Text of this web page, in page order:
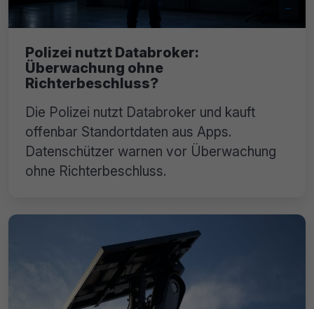
Polizei nutzt Databroker:
Überwachung ohne
Richterbeschluss?
Die Polizei nutzt Databroker und kauft
offenbar Standortdaten aus Apps.
Datenschützer warnen vor Überwachung
ohne Richterbeschluss.